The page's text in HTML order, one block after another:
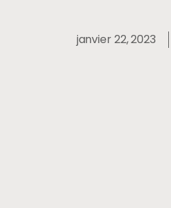
janvier 22, 2023